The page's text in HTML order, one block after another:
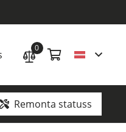
0
Remonta statuss